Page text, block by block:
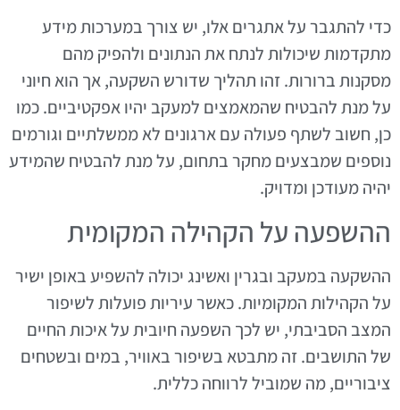
כדי להתגבר על אתגרים אלו, יש צורך במערכות מידע
מתקדמות שיכולות לנתח את הנתונים ולהפיק מהם
מסקנות ברורות. זהו תהליך שדורש השקעה, אך הוא חיוני
על מנת להבטיח שהמאמצים למעקב יהיו אפקטיביים. כמו
כן, חשוב לשתף פעולה עם ארגונים לא ממשלתיים וגורמים
נוספים שמבצעים מחקר בתחום, על מנת להבטיח שהמידע
יהיה מעודכן ומדויק.
ההשפעה על הקהילה המקומית
ההשקעה במעקב ובגרין ואשינג יכולה להשפיע באופן ישיר
על הקהילות המקומיות. כאשר עיריות פועלות לשיפור
המצב הסביבתי, יש לכך השפעה חיובית על איכות החיים
של התושבים. זה מתבטא בשיפור באוויר, במים ובשטחים
ציבוריים, מה שמוביל לרווחה כללית.